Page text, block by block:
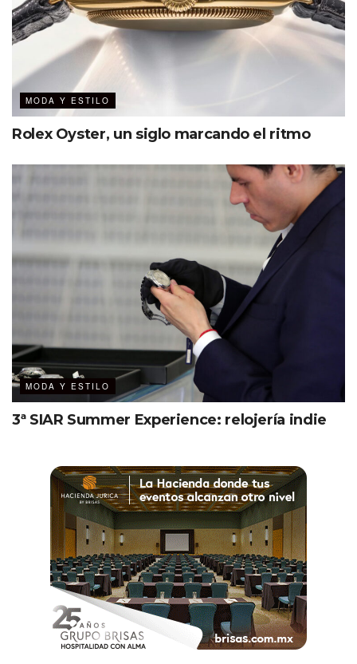
MODA Y ESTILO
Rolex Oyster, un siglo marcando el ritmo
MODA Y ESTILO
3ª SIAR Summer Experience: relojería indie